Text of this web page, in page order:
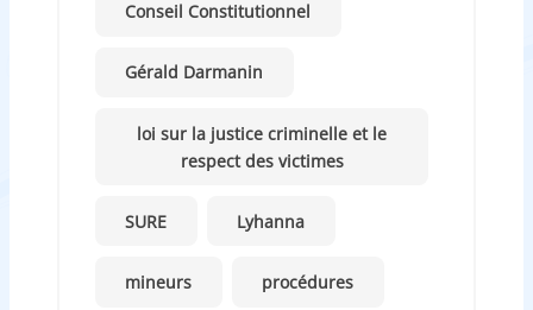
Conseil Constitutionnel
Gérald Darmanin
loi sur la justice criminelle et le
respect des victimes
SURE Lyhanna
mineurs procédures